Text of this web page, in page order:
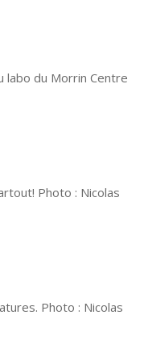
labo du Morrin Centre
Photo : Nicolas
Photo : Nicolas